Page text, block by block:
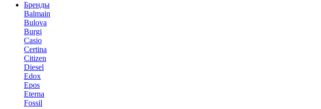
Бренды
Balmain
Bulova
Burgi
Casio
Certina
Citizen
Diesel
Edox
Epos
Eterna
Fossil